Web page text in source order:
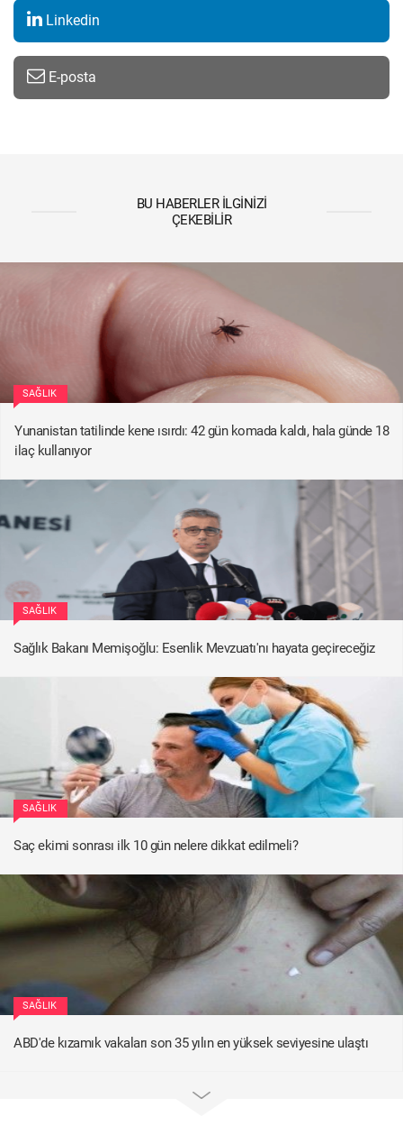
Linkedin
E-posta
BU HABERLER İLGINIZI
ÇEKEBILIR
SAĞLIK
Yunanistan tatilinde kene ısırdı: 42 gün komada kaldı, hala günde 18
ilaç kullanıyor
SAĞLIK
Sağlık Bakanı Memişoğlu: Esenlik Mevzuatı'nı hayata geçireceğiz
SAĞLIK
Saç ekimi sonrası ilk 10 gün nelere dikkat edilmeli?
SAĞLIK
ABD'de kızamık vakaları son 35 yılın en yüksek seviyesine ulaştı